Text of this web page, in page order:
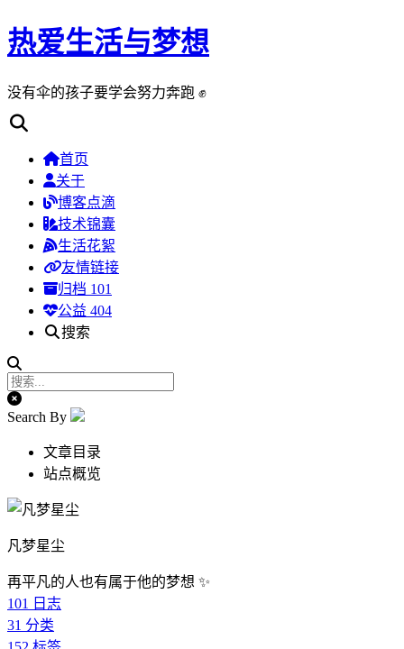
热爱生活与梦想
没有伞的孩子要学会努力奔跑 ✊
首页
关于
博客点滴
技术锦囊
生活花絮
友情链接
归档 101
公益 404
搜索
Search By
文章目录
站点概览
凡梦星尘
再平凡的人也有属于他的梦想 ✨
101
日志
31 分类